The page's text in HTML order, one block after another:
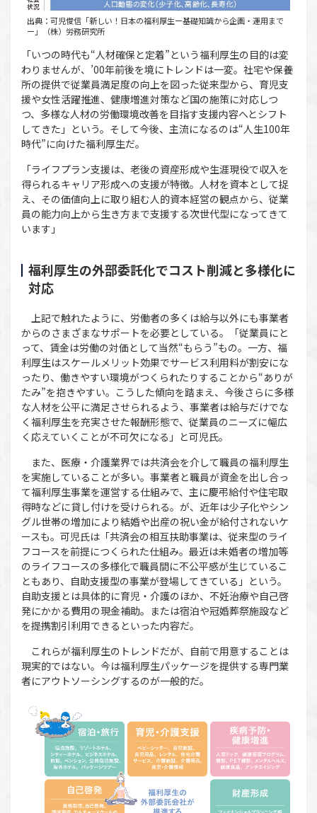
出典：可児俊信「新しい！日本の福利厚生ー基礎知識から企画・運用まで
ー」（株）労務研究所
「いつの時代も“人材確保と定着”という福利厚生の目的は変
わりませんが、’00年前後を境にトレンドは一変。社宅や保養
所の提供で従業員満足度の向上を図った従来型から、育児支
援や女性活躍推進、健康増進対策など国の施策に対応しつ
つ、多様な人材の労働環境改善を目指す支援内容へとシフト
してきた」という。そして今後、主流になるのは“人生100年
時代”に向けた福利厚生だ。
「ライフプラン支援は、老後の資産形成や生涯現役で収入を
得られるキャリア形成への支援が特徴。人材を資本として捉
え、その価値向上に取り組む人的資本経営の観点から、従業
員の能力向上から生き方まで支援する次世代型になってきて
います」
福利厚生の外部委託化でコスト削減と多様化に
対応
上記で触れたように、労働者の多くは給与以外にも事業者
からのさまざまなサポートを必要としている。「従業員にと
って、賃金は労働の対価として当然“もらう”もの。一方、福
利厚生はスケールメリット効果でサービス利用料が割安にな
ったり、働きやすい環境がつくられたりすることから“ありが
たみ”を抱きやすい。こうした傾向を踏まえ、今後さらに多様
な人材を公平に満足させられるよう、事業者は給与だけでな
く福利厚生を充実させた報酬形態で、従業員のニーズに幅広
く応えていくことが不可欠になる」と可児氏。
また、医療・介護業界では共済会を介して職員の福利厚生
を実施していることが多い。事業者と職員が資金を出し合っ
て福利厚生事業を運営する仕組みで、主に慶弔給付や住宅取
得時などに貸し付けを受けられる。が、近年は少子化やシン
グル世帯の増加により結婚や出産の祝い金が給付されないケ
ースも。可児氏は「共済会の相互扶助事業は、従来型のライ
フコースを前提につくられた仕組み。最近は未婚者の増加等
のライフコースの多様化で職員間に不公平感が生じているこ
ともあり、自助支援型の事業が登場してきている」という。
自助支援とは具体的に育児・介護のほか、不妊治療や自己啓
発にかかる費用の現金補助。または宿泊や冠婚葬祭施設など
を提携割引利用できるといった内容だ。
これらが福利厚生のトレンドだが、自前で用意することは
現実的ではない。今は福利厚生パッケージを提供する専門業
者にアウトソーシングするのが一般的だ。